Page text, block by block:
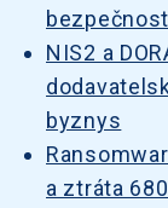
NIS2 a
byznys
a ztráta